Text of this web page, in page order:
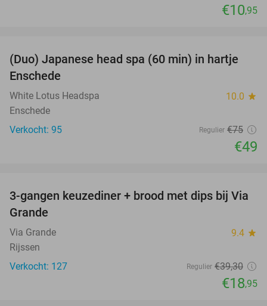
€10,95
35%
(Duo) Japanese head spa (60 min) in hartje
Enschede
White Lotus Headspa 10.0 star
Enschede
Verkocht: 95
Regulier €75
€49
52%
3-gangen keuzediner + brood met dips bij Via
Grande
Via Grande 9.4 star
Rijssen
Verkocht: 127
Regulier €39,30
€18,95